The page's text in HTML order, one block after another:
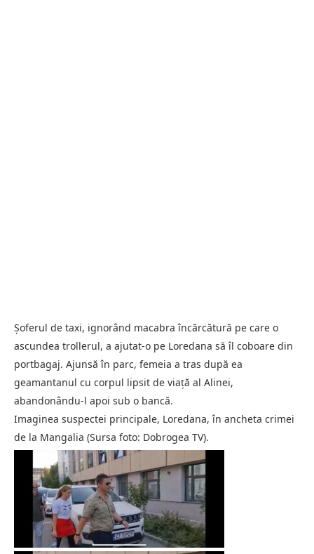
Șoferul de taxi, ignorând macabra încărcătură pe care o
ascundea trollerul, a ajutat-o pe Loredana să îl coboare din
portbagaj. Ajunsă în parc, femeia a tras după ea
geamantanul cu corpul lipsit de viață al Alinei,
abandonându-l apoi sub o bancă.
Imaginea suspectei principale, Loredana, în ancheta crimei
de la Mangalia (Sursa foto: Dobrogea TV).